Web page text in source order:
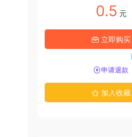
0.5 元
立即购买
申请退款
加入收藏